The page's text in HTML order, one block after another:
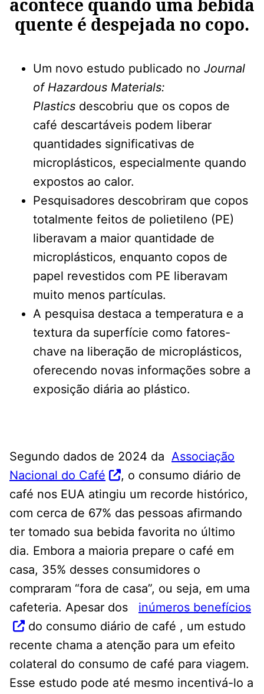
acontece quando uma bebida
quente é despejada no copo.
Um novo estudo publicado no Journal
of Hazardous Materials:
Plastics descobriu que os copos de
café descartáveis ​​podem liberar
quantidades significativas de
microplásticos, especialmente quando
expostos ao calor.
Pesquisadores descobriram que copos
totalmente feitos de polietileno (PE)
liberavam a maior quantidade de
microplásticos, enquanto copos de
papel revestidos com PE liberavam
muito menos partículas.
A pesquisa destaca a temperatura e a
textura da superfície como fatores-
chave na liberação de microplásticos,
oferecendo novas informações sobre a
exposição diária ao plástico.
Segundo dados de 2024 da Associação
Nacional do Café
, o consumo diário de
café nos EUA atingiu um recorde histórico,
com cerca de 67% das pessoas afirmando
ter tomado sua bebida favorita no último
dia. Embora a maioria prepare o café em
casa, 35% desses consumidores o
compraram “fora de casa”, ou seja, em uma
cafeteria. Apesar dos inúmeros benefícios
do consumo diário de café , um estudo
recente chama a atenção para um efeito
colateral do consumo de café para viagem.
Esse estudo pode até mesmo incentivá-lo a